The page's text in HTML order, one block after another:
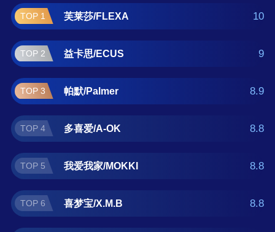
牌排行榜,前十名分别是芙莱莎/FLEXA、益卡
思/ECUS、帕默/Palmer、多喜爱/A-OK、我爱
我家/MOKKI、喜梦宝/X.M.B、boori、ABC儿童
家具、松堡王国/Sampo、七彩人生/ColorLife。
如果您正在查找儿童家具什么牌子好？那么本
儿童家具十大品牌榜单可供您作为选购参考，
我们致力于用最真实的用户数据推荐口碑最好
的儿童家具品牌，让您选得放心。(榜单每月更
TOP 1 芙莱莎/FLEXA 10
TOP 2 益卡思/ECUS 9
TOP 3 帕默/Palmer 8.9
TOP 4 多喜爱/A-OK 8.8
TOP 5 我爱我家/MOKKI 8.8
TOP 6 喜梦宝/X.M.B 8.8